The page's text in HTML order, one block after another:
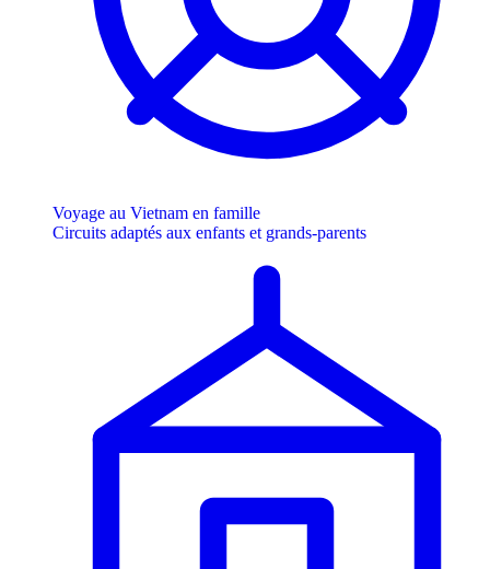
Voyage au Vietnam en famille
Circuits adaptés aux enfants et grands-parents